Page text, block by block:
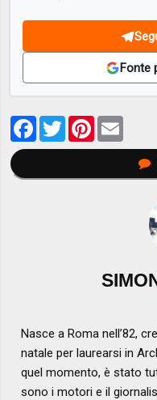
Fonte
Facebook
TwitterPinterest
Nasce a Roma nell’82,
natale per laurearsi in
quel momento, è stato
sono i motori e il